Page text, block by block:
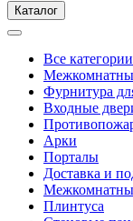
Каталог
Все категории
Фурнитура
Входные
Арки
Порталы
Доставка и
Плинтуса